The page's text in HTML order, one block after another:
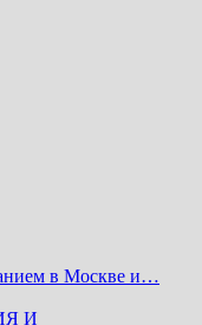
в Москве и…
И